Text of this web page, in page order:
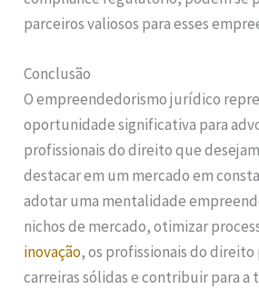
parceiros valiosos para esses
Conclusão
O empreendedorismo jurídico
oportunidade significativa para
profissionais do direito que
destacar em um mercado em
adotar uma mentalidade
nichos de mercado, otimizar
inovação, os profissionais do
carreiras sólidas e contribuir para a